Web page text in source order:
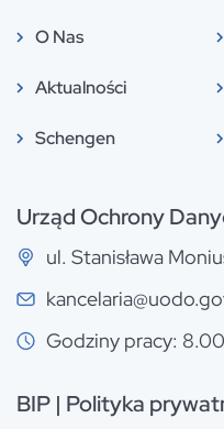
O Nas
Aktualności
Schengen
Urząd Ochrony
ul. Stanisława
Godziny pracy:
BIP | Polityka